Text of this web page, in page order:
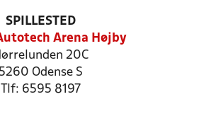
SPILLESTED
Arena Højby
20C
5260 Odense S
Tlf: 6595 8197